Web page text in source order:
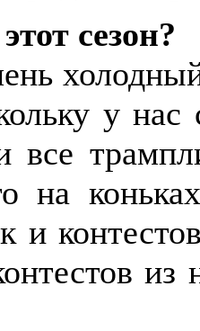
сезон?
у нас
все
на
и